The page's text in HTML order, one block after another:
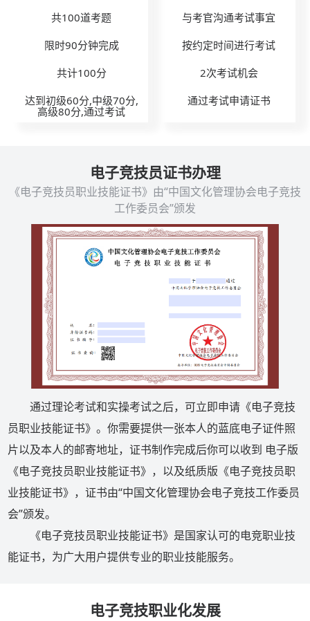
共100道考题
限时90分钟完成
共计100分
达到初级60分,中级70分,
高级80分,通过考试
与考官沟通考试事宜
按约定时间进行考试
2次考试机会
通过考试申请证书
电子竞技员证书办理
《电子竞技员职业技能证书》由“中国文化管理协会电子竞技
工作委员会”颁发
通过理论考试和实操考试之后，可立即申请《电子竞技
员职业技能证书》。你需要提供一张本人的蓝底电子证件照
片以及本人的邮寄地址，证书制作完成后你可以收到 电子版
《电子竞技员职业技能证书》，以及纸质版《电子竞技员职
业技能证书》，证书由“中国文化管理协会电子竞技工作委员
会”颁发。
《电子竞技员职业技能证书》是国家认可的电竞职业技
能证书，为广大用户提供专业的职业技能服务。
电子竞技职业化发展